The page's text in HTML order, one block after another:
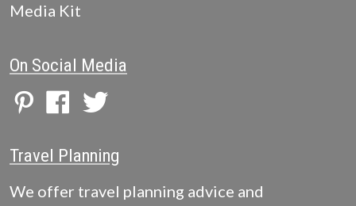
Media Kit
On Social Media
Travel Planning
We offer travel planning advice and